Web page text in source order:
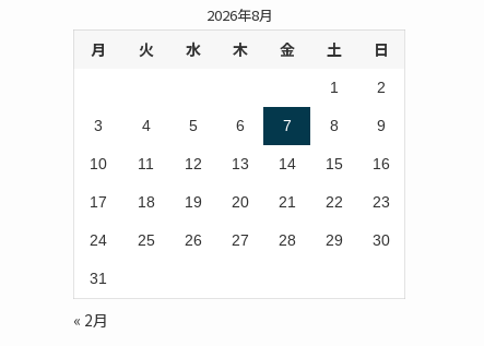
2026年8月
月 火 水 木 金 土 日
1 2
3 4 5 6 7 8 9
10 11 12 13 14 15 16
17 18 19 20 21 22 23
24 25 26 27 28 29 30
31
« 2月